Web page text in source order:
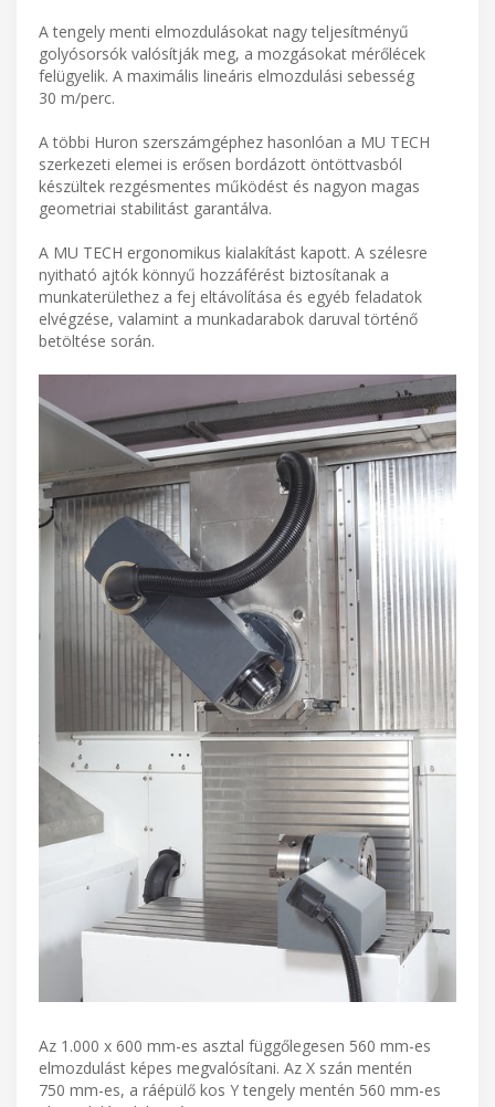
A tengely menti elmozdulásokat nagy teljesítményű
golyósorsók valósítják meg, a mozgásokat mérőlécek
felügyelik. A maximális lineáris elmozdulási sebesség
30 m/perc.
A többi Huron szerszámgéphez hasonlóan a MU TECH
szerkezeti elemei is erősen bordázott öntöttvasból
készültek rezgésmentes működést és nagyon magas
geometriai stabilitást garantálva.
A MU TECH ergonomikus kialakítást kapott. A szélesre
nyitható ajtók könnyű hozzáférést biztosítanak a
munkaterülethez a fej eltávolítása és egyéb feladatok
elvégzése, valamint a munkadarabok daruval történő
betöltése során.
Az 1.000 x 600 mm-es asztal függőlegesen 560 mm-es
elmozdulást képes megvalósítani. Az X szán mentén
750 mm-es, a ráépülő kos Y tengely mentén 560 mm-es